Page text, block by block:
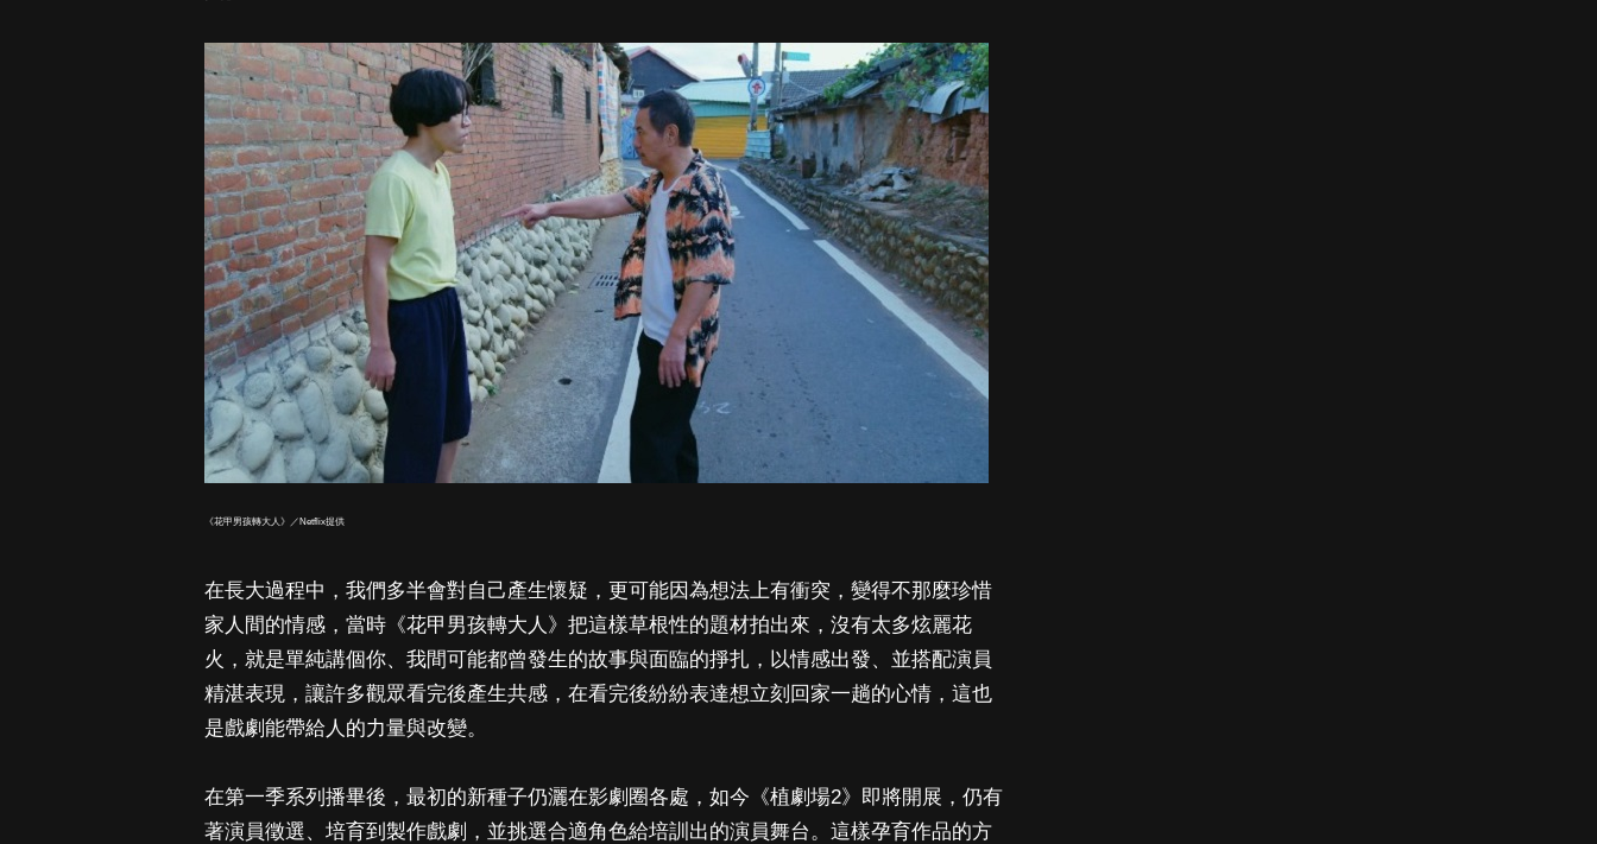
《花甲男孩轉大人》／Netflix提供
在長大過程中，我們多半會對自己產生懷疑，更可能因為想法上有衝突，變得不那麼珍惜
家人間的情感，當時《花甲男孩轉大人》把這樣草根性的題材拍出來，沒有太多炫麗花
火，就是單純講個你、我間可能都曾發生的故事與面臨的掙扎，以情感出發、並搭配演員
精湛表現，讓許多觀眾看完後產生共感，在看完後紛紛表達想立刻回家一趟的心情，這也
是戲劇能帶給人的力量與改變。
在第一季系列播畢後，最初的新種子仍灑在影劇圈各處，如今《植劇場2》即將開展，仍有
著演員徵選、培育到製作戲劇，並挑選合適角色給培訓出的演員舞台。這樣孕育作品的方